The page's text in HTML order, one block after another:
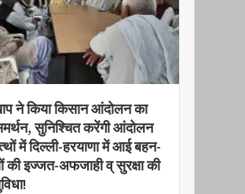
ने किया किसान आंदोलन का
सुनिश्चित करेंगी आंदोलन
में दिल्ली-हरयाणा में आई बहन-
की इज्जत-अफजाही व् सुरक्षा की